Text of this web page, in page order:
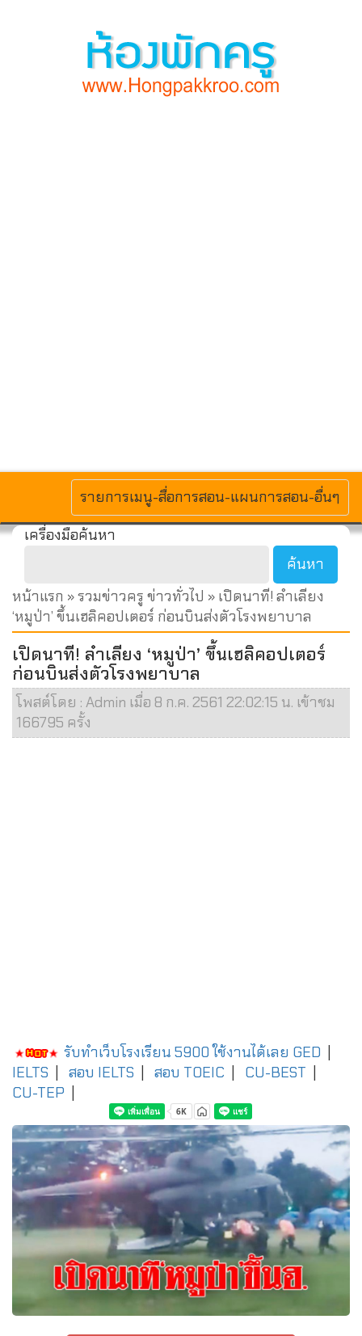
MENU
รายการเมนู-สื่อการสอน-แผนการสอน-อื่นๆ
เครื่องมือค้นหา
หน้าแรก »รวมข่าวครู ข่าวทั่วไป » เปิดนาที! ลำเลียง
‘หมูป่า’ ขึ้นเฮลิคอปเตอร์ ก่อนบินส่งตัวโรงพยาบาล
เปิดนาที! ลำเลียง ‘หมูป่า’ ขึ้นเฮลิคอปเตอร์
ก่อนบินส่งตัวโรงพยาบาล
โพสต์โดย : Admin เมื่อ 8 ก.ค. 2561 22:02:15 น. เข้าชม
166795 ครั้ง
รับทำเว็บโรงเรียน 5900 ใช้งานได้เลย GED
IELTS
สอบ IELTS สอบ TOEIC CU-BEST
CU-TEP